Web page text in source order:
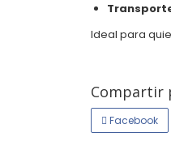
Ideal para
Compartir
Facebook